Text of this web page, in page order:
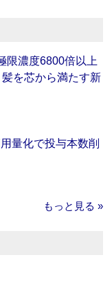
限濃度6800倍以上
を芯から満たす新
量化で投与本数削
もっと見る »